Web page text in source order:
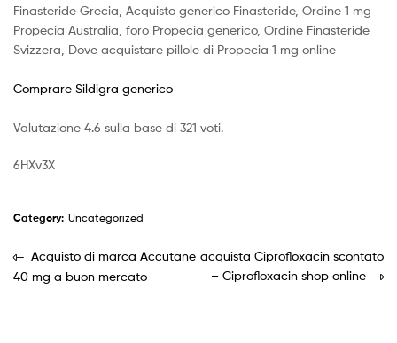
Finasteride Grecia, Acquisto generico Finasteride, Ordine 1 mg
Propecia Australia, foro Propecia generico, Ordine Finasteride
Svizzera, Dove acquistare pillole di Propecia 1 mg online
Comprare Sildigra generico
Valutazione 4.6 sulla base di 321 voti.
6HXv3X
Category: Uncategorized
Acquisto di marca Accutane
40 mg a buon mercato
acquista Ciprofloxacin scontato
– Ciprofloxacin shop online